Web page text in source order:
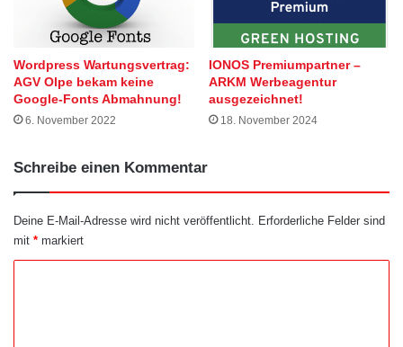
Wordpress Wartungsvertrag:
AGV Olpe bekam keine
Google-Fonts Abmahnung!
6. November 2022
IONOS Premiumpartner –
ARKM Werbeagentur
ausgezeichnet!
18. November 2024
Schreibe einen Kommentar
Deine E-Mail-Adresse wird nicht veröffentlicht. Erforderliche Felder sind
mit * markiert